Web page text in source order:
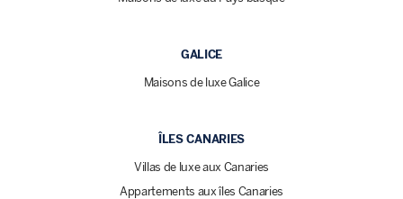
GALICE
Maisons de luxe Galice
ÎLES CANARIES
Villas de luxe aux Canaries
Appartements aux îles Canaries